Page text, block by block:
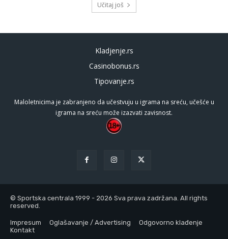
Učitaj još
Kladjenje.rs
Casinobonus.rs
Tipovanje.rs
Maloletnicima je zabranjeno da učestvuju u igrama na sreću, učešće u
igrama na sreću može izazvati zavisnost.
© Sportska centrala 1999 - 2026 Sva prava zadržana. All rights
reserved.
Impresum Oglašavanje / Advertising
Odgovorno klađenje
Kontakt